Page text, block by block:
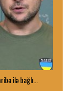
ilə bağlı…